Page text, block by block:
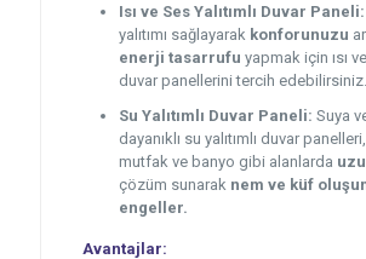
Isı ve Ses Yalıtımlı Duvar Paneli:
yalıtımı sağlayarak konforunuzu
enerji tasarrufu yapmak için ısı
duvar panellerini tercih edebilirsiniz.
Su Yalıtımlı Duvar Paneli: Suya
dayanıklı su yalıtımlı duvar
mutfak ve banyo gibi alanlarda
çözüm sunarak nem ve küf
engeller.
Avantajlar: